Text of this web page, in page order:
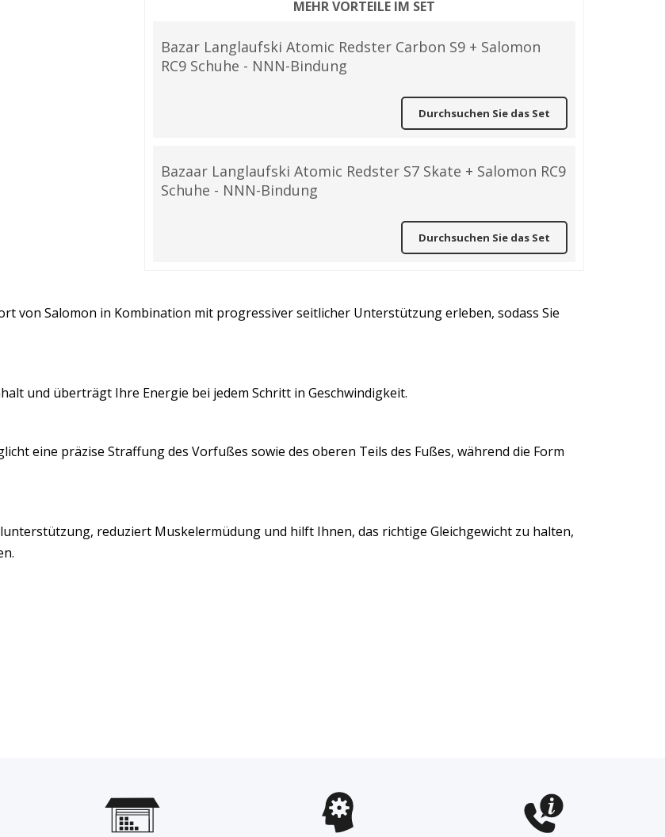
MEHR VORTEILE IM SET
Bazar Langlaufski Atomic Redster Carbon S9 + Salomon
RC9 Schuhe - NNN-Bindung
Durchsuchen Sie das Set
Bazaar Langlaufski Atomic Redster S7 Skate + Salomon RC9
Schuhe - NNN-Bindung
Durchsuchen Sie das Set
von Salomon in Kombination mit progressiver seitlicher Unterstützung erleben, sodass Sie
und überträgt Ihre Energie bei jedem Schritt in Geschwindigkeit.
eine präzise Straffung des Vorfußes sowie des oberen Teils des Fußes, während die Form
reduziert Muskelermüdung und hilft Ihnen, das richtige Gleichgewicht zu halten,